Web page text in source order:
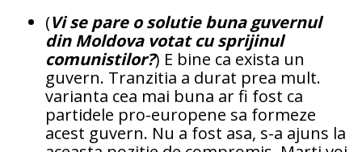
(Vi se pare o solutie buna guvernul
din Moldova votat cu sprijinul
comunistilor?) E bine ca exista un
guvern. Tranzitia a durat prea mult.
varianta cea mai buna ar fi fost ca
partidele pro-europene sa formeze
acest guvern. Nu a fost asa, s-a ajuns la